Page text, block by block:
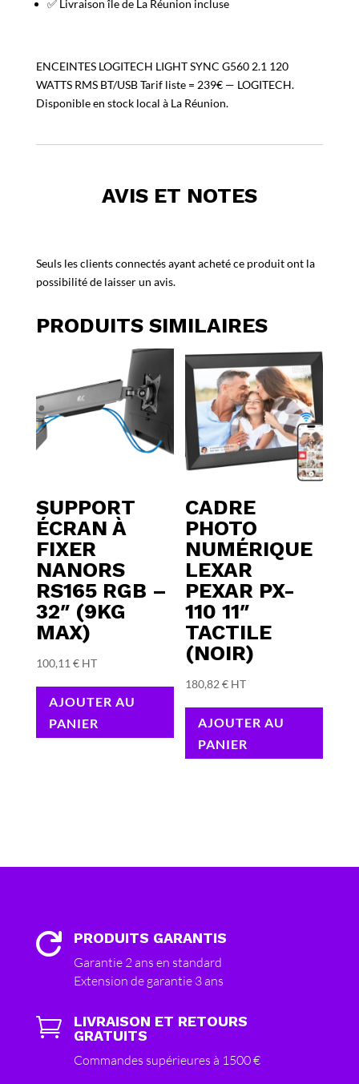
✅ Livraison île de La Réunion incluse
ENCEINTES LOGITECH LIGHT SYNC G560 2.1 120
WATTS RMS BT/USB Tarif liste = 239€ — LOGITECH.
Disponible en stock local à La Réunion.
AVIS ET NOTES
Seuls les clients connectés ayant acheté ce produit ont la
possibilité de laisser un avis.
PRODUITS SIMILAIRES
SUPPORT
ÉCRAN À
FIXER
NANORS
RS165 RGB –
32″ (9KG
MAX)
100,11 € HT
AJOUTER AU
PANIER
CADRE
PHOTO
NUMÉRIQUE
LEXAR
PEXAR PX-
110 11″
TACTILE
(NOIR)
180,82€ HT
AJOUTER AU
PANIER
 PRODUITS GARANTIS
Garantie 2 ans en standard
Extension de garantie 3 ans

LIVRAISON ET RETOURS
GRATUITS
Commandes supérieures à 1500 €